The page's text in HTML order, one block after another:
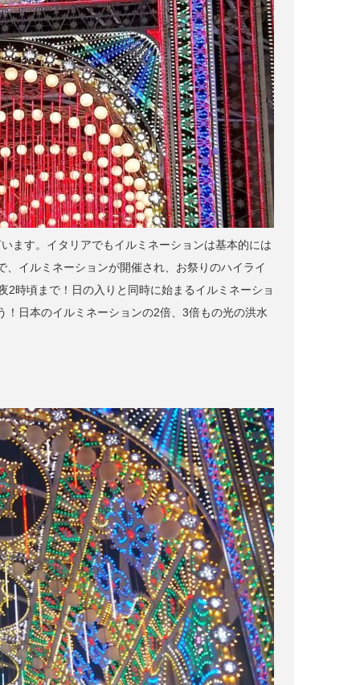
ます。イタリアでもイルミネーションは基本的には
イルミネーションが開催され、お祭りのハイライ
2時頃まで！日の入りと同時に始まるイルミネーショ
日本のイルミネーションの2倍、3倍もの光の洪水